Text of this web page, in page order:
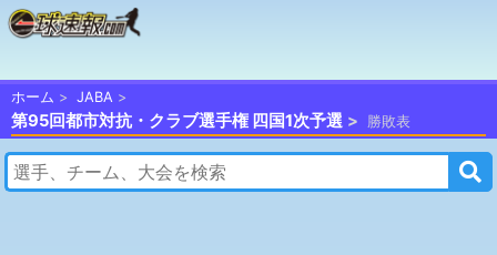
ホーム JABA
第95回都市対抗・クラブ選手権 四国1次予選 勝敗表